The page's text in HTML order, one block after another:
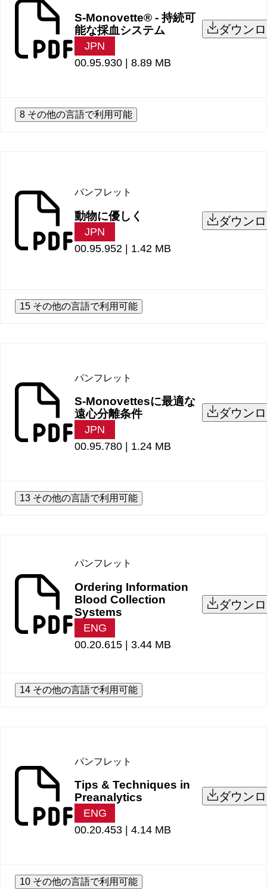
S-Monovette® - 持続可
能な採血システム
JPN
00.95.930 | 8.89 MB
ダウン
8 その他の言語で利用可能
パンフレット
動物に優しく
JPN
00.95.952 | 1.42 MB
ダウン
15 その他の言語で利用可能
パンフレット
S-Monovettesに最適な
遠心分離条件
JPN
00.95.780 | 1.24 MB
ダウン
13 その他の言語で利用可能
パンフレット
Ordering Information
Blood Collection
Systems
ENG
00.20.615 | 3.44 MB
ダウン
14 その他の言語で利用可能
パンフレット
Tips & Techniques in
Preanalytics
ENG
00.20.453 | 4.14 MB
ダウン
10 その他の言語で利用可能